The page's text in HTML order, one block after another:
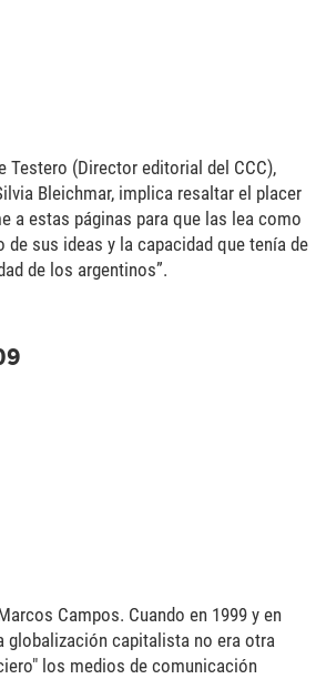
Testero (Director editorial del CCC),
Bleichmar, implica resaltar el placer
a estas páginas para que las lea como
sus ideas y la capacidad que tenía de
de los argentinos”.
Campos. Cuando en 1999 y en
globalización capitalista no era otra
los medios de comunicación